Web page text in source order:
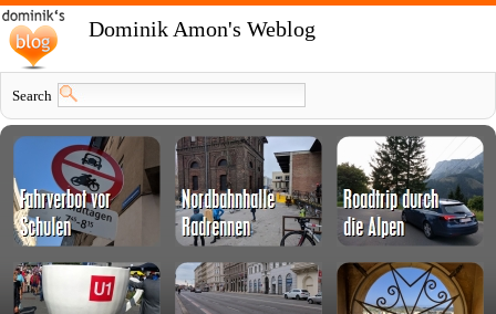
Dominik Amon's Weblog
Search